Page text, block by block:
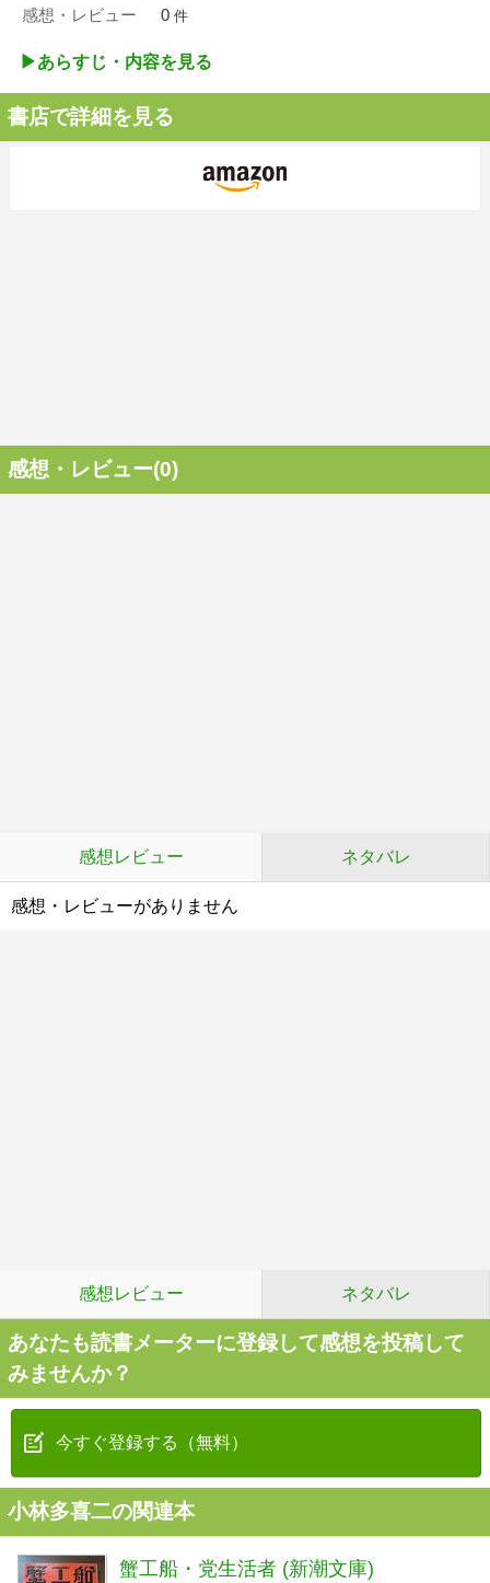
感想・レビュー 0 件
▶︎あらすじ・内容を見る
書店で詳細を見る
感想・レビュー(0)
感想レビュー ネタバレ
感想・レビューがありません
感想レビュー ネタバレ
あなたも読書メーターに登録して感想を投稿して
みませんか？
今すぐ登録する（無料）
小林多喜二の関連本
蟹工船・党生活者 (新潮文庫)